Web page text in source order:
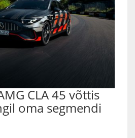
CLA 45 võttis
oma segmendi